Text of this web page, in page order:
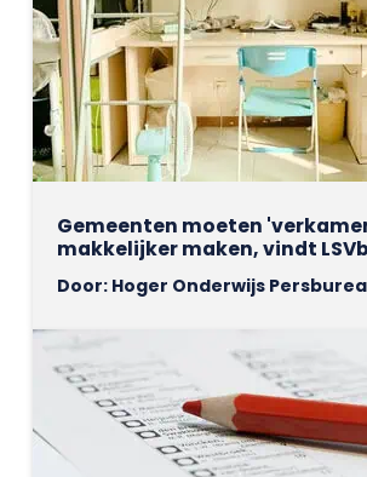
Gemeenten moeten
makkelijker maken, vindt LSVb
Door: Hoger Onderwijs